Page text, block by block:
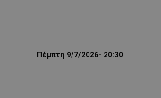
Πέμπτη 9/7/2026- 20:30